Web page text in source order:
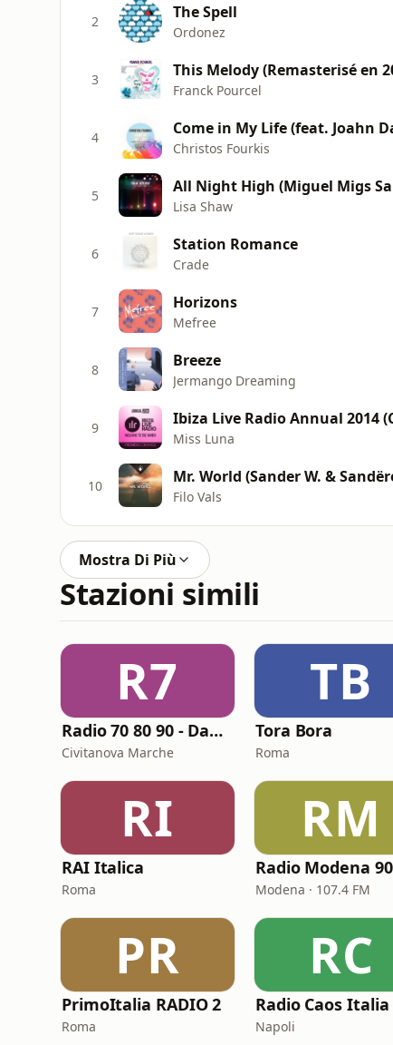
2 The Spell
Ordonez
3 This Melody (Remasterisé en
Franck Pourcel
4 Come in My Life (feat. Joahn
Christos Fourkis
5 All Night High (Miguel Migs
Lisa Shaw
6 Station Romance
Crade
7 Horizons
Mefree
8 Breeze
Jermango Dreaming
9 Ibiza Live Radio Annual 2014
Miss Luna
10 Mr. World (Sander W. &
Filo Vals
Mostra Di Più
Stazioni simili
R7
Radio 70 80 90 - Dance
Civitanova Marche
TB
Tora Bora
Roma
RI
RAI Italica
Roma
RM
Radio Modena 90
Modena · 107.4 FM
PR
PrimoItalia RADIO 2
Roma
RC
Radio Caos Italia
Napoli